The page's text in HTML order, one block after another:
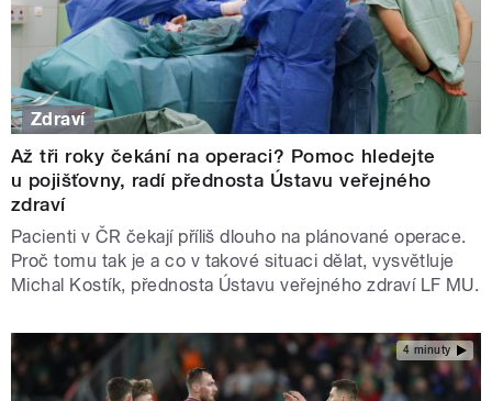
Zdraví
Až tři roky čekání na operaci? Pomoc hledejte
u pojišťovny, radí přednosta Ústavu veřejného
zdraví
Pacienti v ČR čekají příliš dlouho na plánované operace.
Proč tomu tak je a co v takové situaci dělat, vysvětluje
Michal Kostík, přednosta Ústavu veřejného zdraví LF MU.
4 minuty